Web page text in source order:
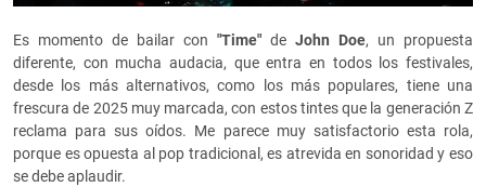
Es momento de bailar con "Time" de John Doe, un propuesta
diferente, con mucha audacia, que entra en todos los festivales,
desde los más alternativos, como los más populares, tiene una
frescura de 2025 muy marcada, con estos tintes que la generación Z
reclama para sus oídos. Me parece muy satisfactorio esta rola,
porque es opuesta al pop tradicional, es atrevida en sonoridad y eso
se debe aplaudir.